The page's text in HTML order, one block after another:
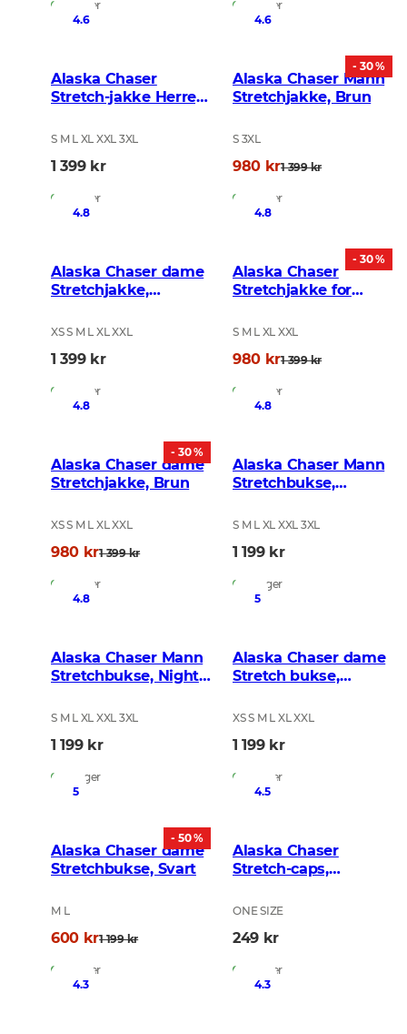
På lager
På lager
4.6
Alaska Chaser
Stretch-jakke Herre,
S M L XL XXL 3XL
1 399 kr
På lager
- 30 %
4.6
Alaska Chaser Mann
Stretchjakke, Brun
S 3XL
980 kr1 399 kr
På lager
4.8
Alaska Chaser dame
Stretchjakke,
XS S M L XL XXL
1 399 kr
På lager
- 30 %
4.8
Alaska Chaser
Stretchjakke for
S M L XL XXL
980 kr1 399 kr
På lager
- 30 %
4.8
Alaska Chaser dame
Stretchjakke, Brun
XS S M L XL XXL
980 kr1 399 kr
På lager
4.8
Alaska Chaser Mann
Stretchbukse,
S M L XL XXL 3XL
1 199 kr
På lager
4.8
Alaska Chaser Mann
Stretchbukse, Night
S M L XL XXL 3XL
1 199 kr
På lager
5
Alaska Chaser dame
Stretch bukse,
XS S M L XL XXL
1 199 kr
På lager
- 50 %
5
Alaska Chaser dame
Stretchbukse, Svart
M L
600 kr1 199 kr
På lager
4.5
Alaska Chaser
Stretch-caps,
ONE SIZE
249 kr
På lager
4.3
4.3